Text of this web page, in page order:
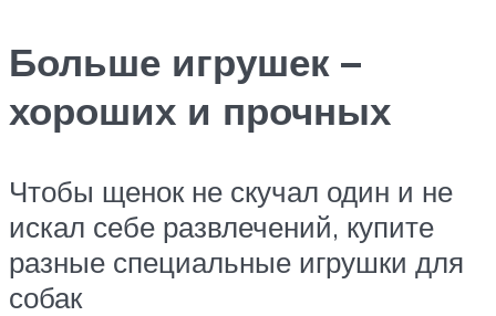
Больше игрушек –
хороших и прочных
Чтобы щенок не скучал один и не
искал себе развлечений, купите
разные специальные игрушки для
собак